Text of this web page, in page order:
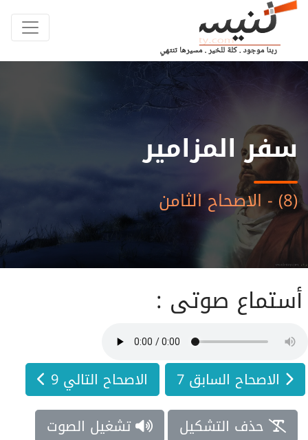
سفر المزامير
(8) - الاصحاح الثامن
أستماع صوتى :
الاصحاح السابق 7
الاصحاح التالي 9
حذف التشكيل
تشغيل الصوت